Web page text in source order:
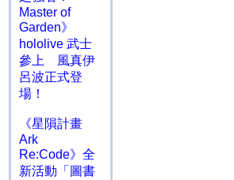
Master of
Garden》
hololive 武士
參上 風真伊
呂波正式登
場！
《星隕計畫
Ark
Re:Code》全
新活動「圖書